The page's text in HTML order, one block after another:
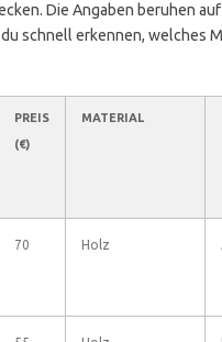
Die Angaben beruhen
schnell erkennen, welches
PREIS
(€)
MATERIAL
70 Holz